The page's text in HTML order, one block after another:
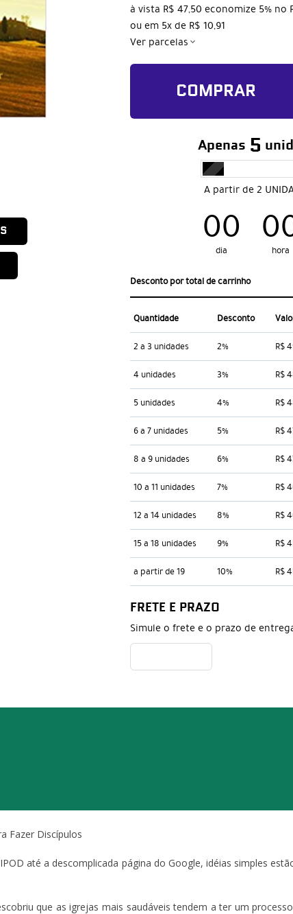
à vista R$ 47,50 economize 5% no
ou em 5xde R$ 10,91
Ver parcelas
COMPRAR
Apenas 5
A partir de 2
00
dia hora
Desconto por total de carrinho
Quantidade Desconto
2 a 3 unidades 2% R$
4 unidades 3% R$
5 unidades 4% R$
6 a 7 unidades 5% R$
8 a 9 unidades 6% R$
10 a 11 unidades 7% R$
12 a 14 unidades 8% R$
15 a 18 unidades 9% R$
a partir de 19 10% R$
FRETE E PRAZO
Simule o frete e o prazo de
Fazer Discípulos
até a descomplicada página do Google, idéias simples
que as igrejas mais saudáveis tendem a ter um